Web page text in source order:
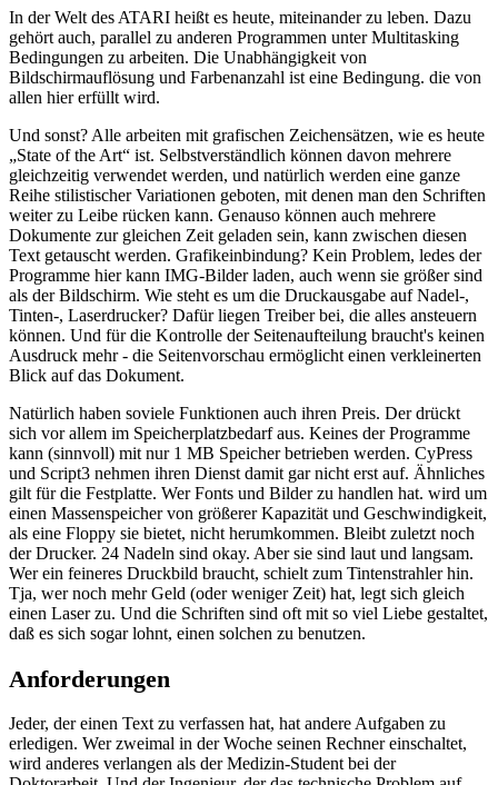
In der Welt des ATARI heißt es heute, miteinander zu leben. Dazu
gehört auch, parallel zu anderen Programmen unter Multitasking
Bedingungen zu arbeiten. Die Unabhängigkeit von
Bildschirmauflösung und Farbenanzahl ist eine Bedingung. die von
allen hier erfüllt wird.
Und sonst? Alle arbeiten mit grafischen Zeichensätzen, wie es heute
„State of the Art“ ist. Selbstverständlich können davon mehrere
gleichzeitig verwendet werden, und natürlich werden eine ganze
Reihe stilistischer Variationen geboten, mit denen man den Schriften
weiter zu Leibe rücken kann. Genauso können auch mehrere
Dokumente zur gleichen Zeit geladen sein, kann zwischen diesen
Text getauscht werden. Grafikeinbindung? Kein Problem, ledes der
Programme hier kann IMG-Bilder laden, auch wenn sie größer sind
als der Bildschirm. Wie steht es um die Druckausgabe auf Nadel-,
Tinten-, Laserdrucker? Dafür liegen Treiber bei, die alles ansteuern
können. Und für die Kontrolle der Seitenaufteilung braucht's keinen
Ausdruck mehr - die Seitenvorschau ermöglicht einen verkleinerten
Blick auf das Dokument.
Natürlich haben soviele Funktionen auch ihren Preis. Der drückt
sich vor allem im Speicherplatzbedarf aus. Keines der Programme
kann (sinnvoll) mit nur 1 MB Speicher betrieben werden. CyPress
und Script3 nehmen ihren Dienst damit gar nicht erst auf. Ähnliches
gilt für die Festplatte. Wer Fonts und Bilder zu handlen hat. wird um
einen Massenspeicher von größerer Kapazität und Geschwindigkeit,
als eine Floppy sie bietet, nicht herumkommen. Bleibt zuletzt noch
der Drucker. 24 Nadeln sind okay. Aber sie sind laut und langsam.
Wer ein feineres Druckbild braucht, schielt zum Tintenstrahler hin.
Tja, wer noch mehr Geld (oder weniger Zeit) hat, legt sich gleich
einen Laser zu. Und die Schriften sind oft mit so viel Liebe gestaltet,
daß es sich sogar lohnt, einen solchen zu benutzen.
Anforderungen
Jeder, der einen Text zu verfassen hat, hat andere Aufgaben zu
erledigen. Wer zweimal in der Woche seinen Rechner einschaltet,
wird anderes verlangen als der Medizin-Student bei der